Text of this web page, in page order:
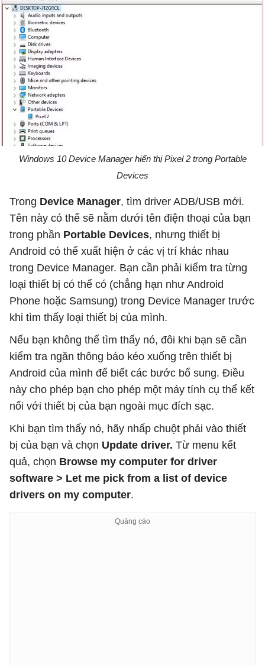
Windows 10 Device Manager hiển thị Pixel 2 trong Portable
Devices
Trong Device Manager, tìm driver ADB/USB mới.
Tên này có thể sẽ nằm dưới tên điện thoại của bạn
trong phần Portable Devices, nhưng thiết bị
Android có thể xuất hiện ở các vị trí khác nhau
trong Device Manager. Bạn cần phải kiểm tra từng
loại thiết bị có thể có (chẳng hạn như Android
Phone hoặc Samsung) trong Device Manager trước
khi tìm thấy loại thiết bị của mình.
Nếu bạn không thể tìm thấy nó, đôi khi bạn sẽ cần
kiểm tra ngăn thông báo kéo xuống trên thiết bị
Android của mình để biết các bước bổ sung. Điều
này cho phép bạn cho phép một máy tính cụ thể kết
nối với thiết bị của bạn ngoài mục đích sạc.
Khi bạn tìm thấy nó, hãy nhấp chuột phải vào thiết
bị của bạn và chọn Update driver. Từ menu kết
quả, chọn Browse my computer for driver
software > Let me pick from a list of device
drivers on my computer.